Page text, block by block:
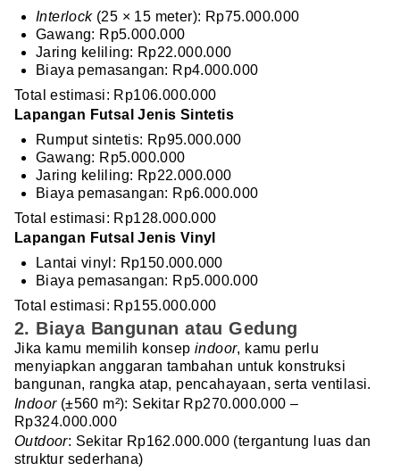
Interlock(25 × 15 meter): Rp75.000.000
Gawang: Rp5.000.000
Jaring keliling: Rp22.000.000
Biaya pemasangan: Rp4.000.000
Total estimasi: Rp106.000.000
Lapangan Futsal Jenis Sintetis
Rumput sintetis: Rp95.000.000
Gawang: Rp5.000.000
Jaring keliling: Rp22.000.000
Biaya pemasangan: Rp6.000.000
Total estimasi: Rp128.000.000
Lapangan Futsal Jenis Vinyl
Lantai vinyl: Rp150.000.000
Biaya pemasangan: Rp5.000.000
Total estimasi: Rp155.000.000
2. Biaya Bangunan atau Gedung
Jika kamu memilih konsep indoor, kamu perlu
menyiapkan anggaran tambahan untuk konstruksi
bangunan, rangka atap, pencahayaan, serta ventilasi.
Indoor(±560 m²): Sekitar Rp270.000.000 –
Rp324.000.000
Outdoor: Sekitar Rp162.000.000 (tergantung luas dan
struktur sederhana)